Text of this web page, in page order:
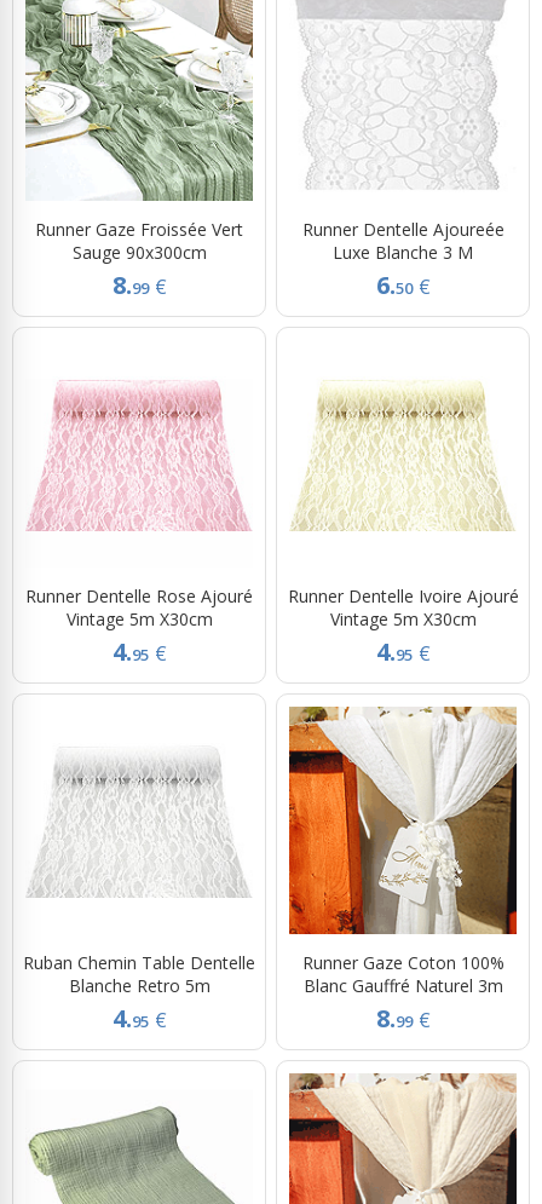
Runner Gaze Froissée Vert
Sauge 90x300cm
8.99 €
Runner Dentelle Ajoureée
Luxe Blanche 3 M
6.50 €
Runner Dentelle Rose Ajouré
Vintage 5m X30cm
4.95 €
Runner Dentelle Ivoire Ajouré
Vintage 5m X30cm
4.95 €
Ruban Chemin Table Dentelle
Blanche Retro 5m
4.95 €
Runner Gaze Coton 100%
Blanc Gauffré Naturel 3m
8.99 €